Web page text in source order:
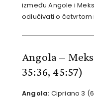
između Angole i
odlučivati o četvrtom
Angola –
35:36, 45:57)
Angola: Cipriano 3